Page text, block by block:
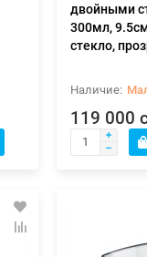
двойными
300мл,
стекло,
119 000